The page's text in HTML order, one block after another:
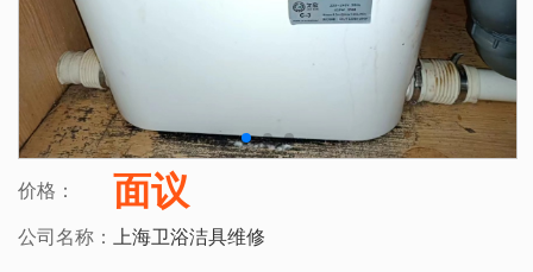
价格： 面议
公司名称： 上海卫浴洁具维修